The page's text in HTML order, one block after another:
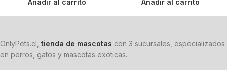
Añadir al carrito
Añadir al carrito
OnlyPets.cl, tienda de mascotas con 3 sucursales, especializados
en perros, gatos y mascotas exóticas.